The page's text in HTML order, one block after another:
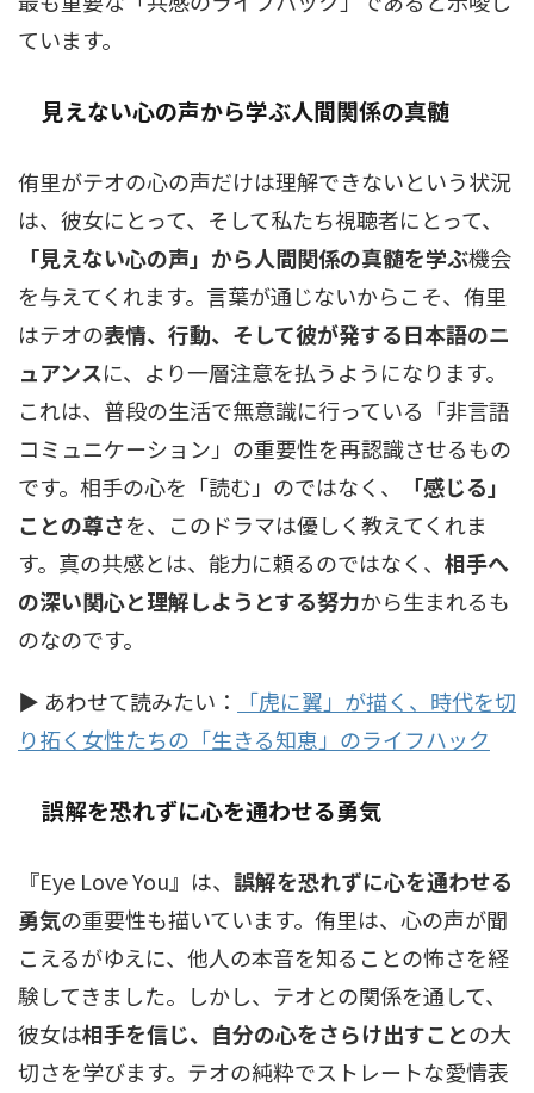
ています。
見えない心の声から学ぶ人間関係の真髄
侑里がテオの心の声だけは理解できないという状況
は、彼女にとって、そして私たち視聴者にとって、
「見えない心の声」から人間関係の真髄を学ぶ機会
を与えてくれます。言葉が通じないからこそ、侑里
はテオの表情、行動、そして彼が発する日本語のニ
ュアンスに、より一層注意を払うようになります。
これは、普段の生活で無意識に行っている「非言語
コミュニケーション」の重要性を再認識させるもの
です。相手の心を「読む」のではなく、
「感じる」
ことの尊さを、このドラマは優しく教えてくれま
す。真の共感とは、能力に頼るのではなく、 相手へ
の深い関心と理解しようとする努力から生まれるも
のなのです。
▶ あわせて読みたい：
「虎に翼」が描く、時代を切
り拓く女性たちの「生きる知恵」のライフハック
誤解を恐れずに心を通わせる勇気
『Eye Love You』は、 誤解を恐れずに心を通わせる
勇気の重要性も描いています。侑里は、心の声が聞
こえるがゆえに、他人の本音を知ることの怖さを経
験してきました。しかし、テオとの関係を通して、
彼女は相手を信じ、自分の心をさらけ出すことの大
切さを学びます。テオの純粋でストレートな愛情表